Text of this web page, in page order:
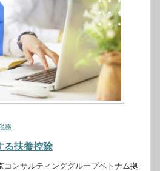
務
る扶養控除
コンサルティンググループベトナム拠